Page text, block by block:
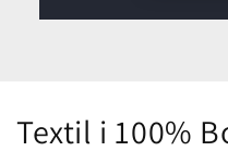
Textil i 100%